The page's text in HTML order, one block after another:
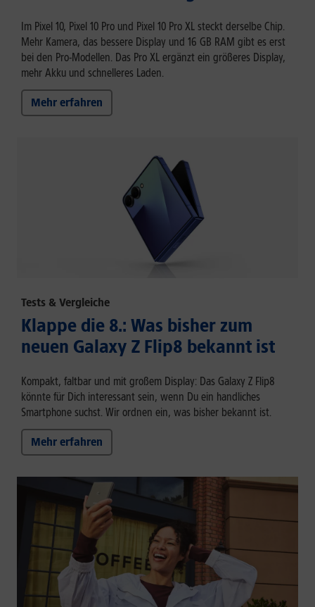
Im Pixel 10, Pixel 10 Pro und Pixel 10 Pro XL steckt derselbe Chip.
Mehr Kamera, das bessere Display und 16 GB RAM gibt es erst
bei den Pro-Modellen. Das Pro XL ergänzt ein größeres Display,
mehr Akku und schnelleres Laden.
Mehr erfahren
Tests & Vergleiche
Klappe die 8.: Was bisher zum
neuen Galaxy Z Flip8 bekannt ist
Kompakt, faltbar und mit großem Display: Das Galaxy Z Flip8
könnte für Dich interessant sein, wenn Du ein handliches
Smartphone suchst. Wir ordnen ein, was bisher bekannt ist.
Mehr erfahren